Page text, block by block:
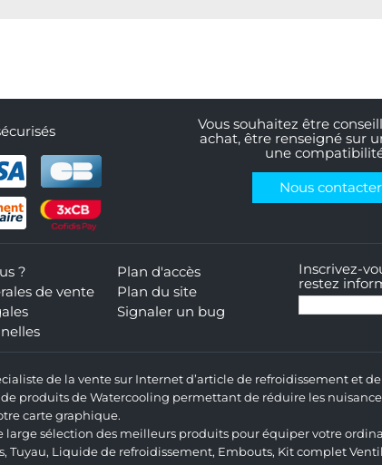
Vous souhaitez être
achat, être renseigné sur
une
Nous contacter
?
de vente
Plan d'accès
Plan du site
Signaler un bug
Inscrivez-
restez
de la vente sur Internet d’article de refroidissement et
produits de Watercooling permettant de réduire les
carte graphique.
large sélection des meilleurs produits pour équiper votre
, Tuyau, Liquide de refroidissement, Embouts, Kit complet